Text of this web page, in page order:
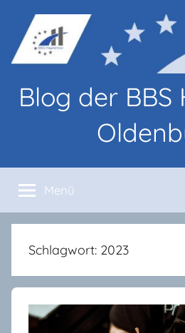
Inhalt
springen
Blog der
von
Lernenden
und
Lehrenden
den
Haarentor
Menü
Schlagwort: 2023